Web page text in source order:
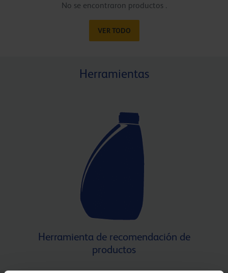
No se encontraron productos .
VER TODO
Herramientas
Herramienta de recomendación de
productos